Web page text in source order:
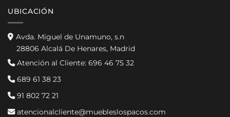
UBICACIÓN
Avda. Miguel de Unamuno, s.n
28806 Alcalá De Henares, Madrid
Atención al Cliente: 696 46 75 32
689 61 38 23
91 802 72 21
atencionalcliente@muebleslospacos.com